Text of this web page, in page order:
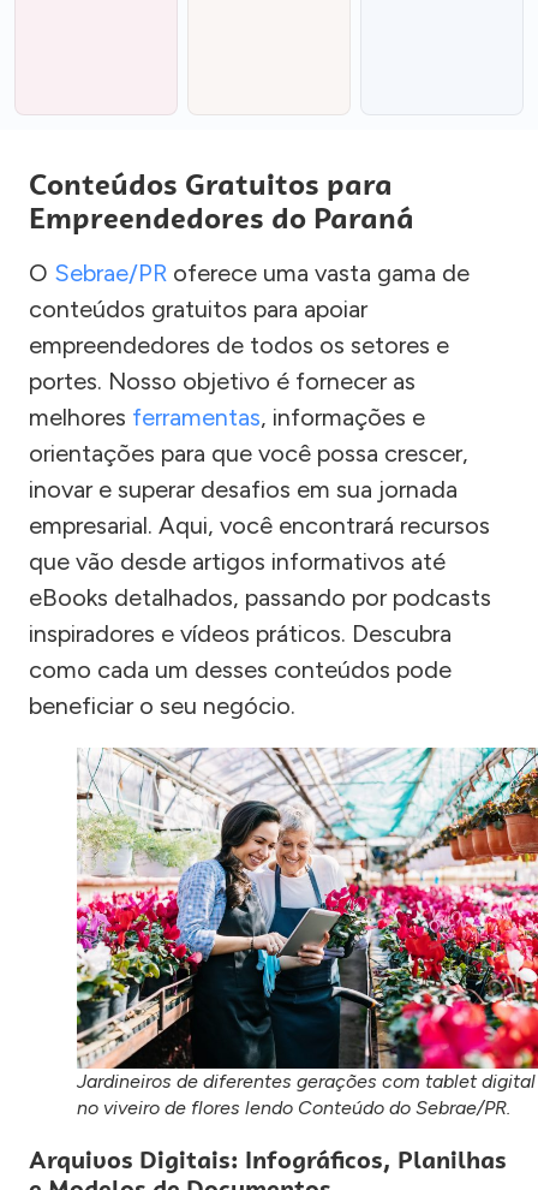
Conteúdos Gratuitos para
Empreendedores do Paraná
O Sebrae/PR oferece uma vasta gama de
conteúdos gratuitos para apoiar
empreendedores de todos os setores e
portes. Nosso objetivo é fornecer as
melhores ferramentas, informações e
orientações para que você possa crescer,
inovar e superar desafios em sua jornada
empresarial. Aqui, você encontrará recursos
que vão desde artigos informativos até
eBooks detalhados, passando por podcasts
inspiradores e vídeos práticos. Descubra
como cada um desses conteúdos pode
beneficiar o seu negócio.
Jardineiros de diferentes gerações com tablet digital
no viveiro de flores lendo Conteúdo do Sebrae/PR.
Arquivos Digitais: Infográficos, Planilhas